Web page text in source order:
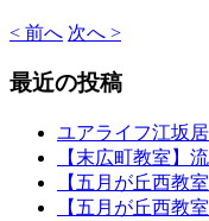
< 前へ 次へ >
最近の投稿
ユアライフ江坂
【末広町教室】
【五月が丘西教
【五月が丘西教